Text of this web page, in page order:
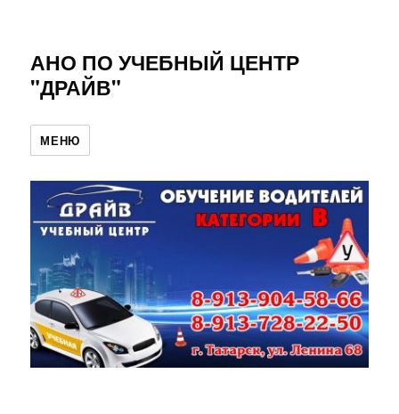
АНО ПО УЧЕБНЫЙ ЦЕНТР
"ДРАЙВ"
МЕНЮ